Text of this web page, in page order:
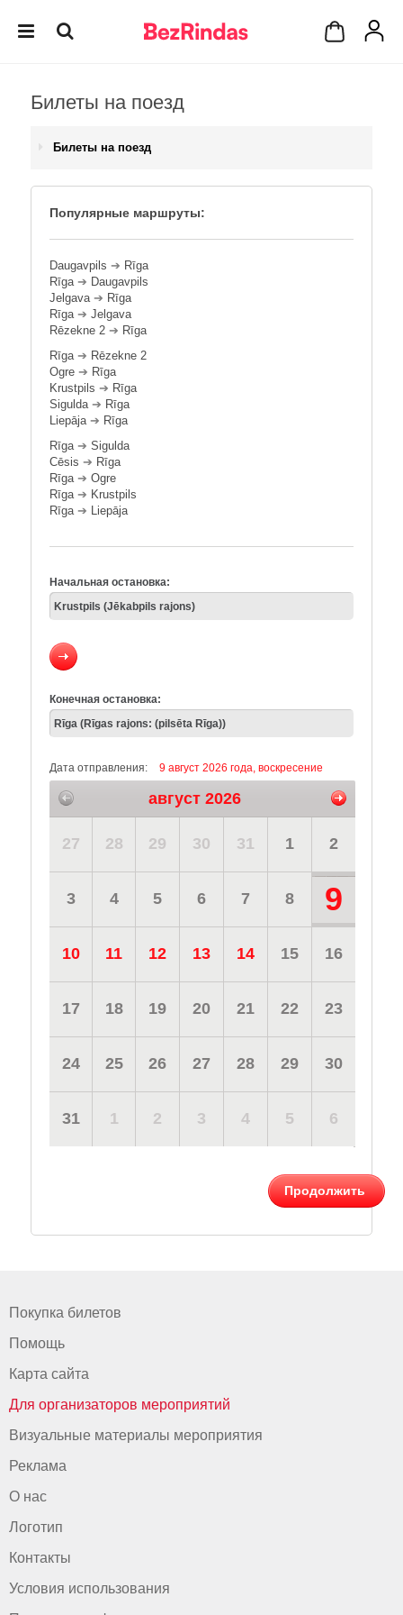
Билеты на поезд
Билеты на поезд
Популярные маршруты:
Daugavpils ➔ Rīga
Rīga➔ Daugavpils
Jelgava➔ Rīga
Rīga➔ Jelgava
Rēzekne 2 ➔ Rīga
Rīga➔ Rēzekne 2
Ogre ➔ Rīga
Krustpils ➔ Rīga
Sigulda➔ Rīga
Liepāja➔ Rīga
Rīga➔ Sigulda
Cēsis ➔ Rīga
Rīga➔ Ogre
Rīga➔ Krustpils
Rīga➔ Liepāja
Начальная остановка:
Конечная остановка:
Дата отправления: 9 август 2026 года, воскресение
август 2026
27 28 29 30 31 1 2
3 4 5 6 7 8 9
10 11 12 13 14 15 16
17 18 19 20 21 22 23
24 25 26 27 28 29 30
31 1 2 3 4 5 6
Продолжить
Покупка билетов
Помощь
Карта сайта
Для организаторов мероприятий
Визуальные материалы мероприятия
Реклама
О нас
Логотип
Контакты
Условия использования